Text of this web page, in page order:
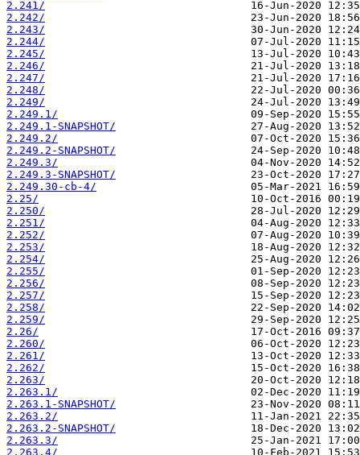
2.241/
2.242/
2.243/
2.244/
2.245/
2.246/
2.247/
2.248/
2.249/
2.249.1/
2.249.1-SNAPSHOT/
2.249.2/
2.249.2-SNAPSHOT/
2.249.3/
2.249.3-SNAPSHOT/
2.249.30-cb-4/
2.25/
2.250/
2.251/
2.252/
2.253/
2.254/
2.255/
2.256/
2.257/
2.258/
2.259/
2.26/
2.260/
2.261/
2.262/
2.263/
2.263.1/
2.263.1-SNAPSHOT/
2.263.2/
2.263.2-SNAPSHOT/
2.263.3/
2.263.4/